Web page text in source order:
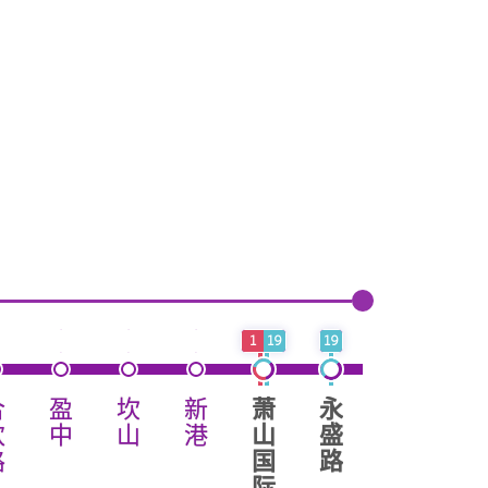
盈
中
坎
山
新
港
1 19
萧
山
国
19
永
盛
路